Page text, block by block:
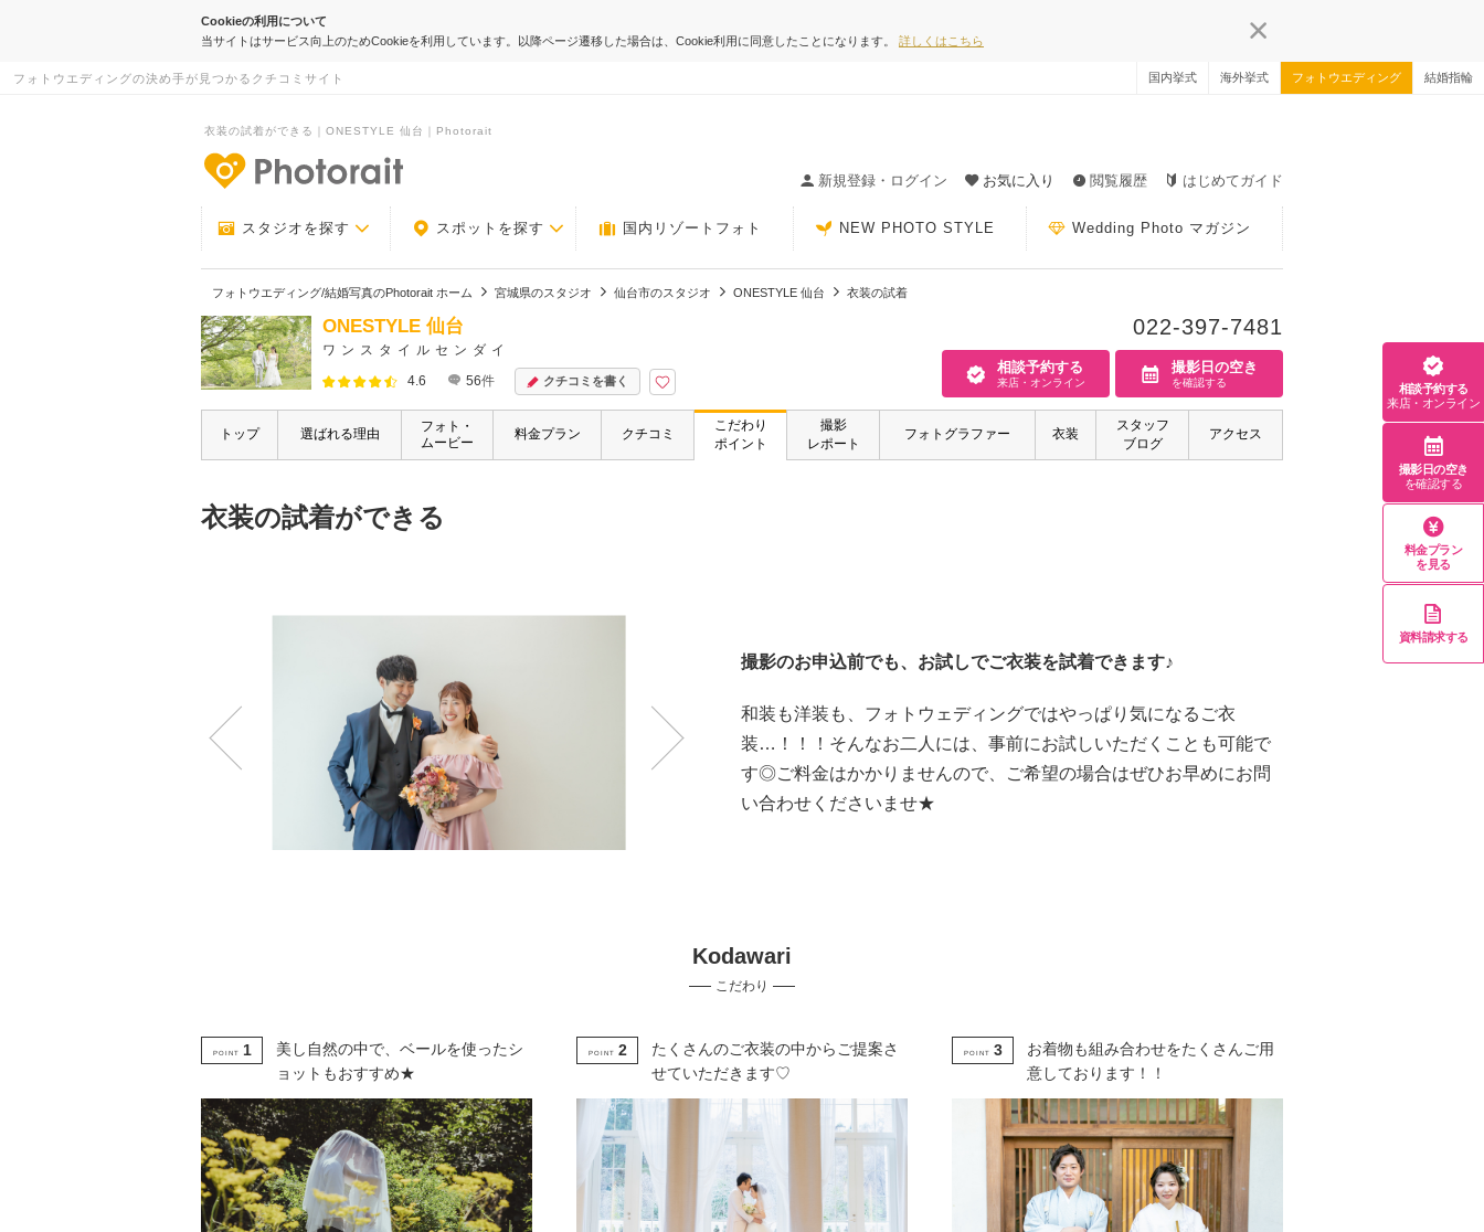
Cookieの利用について
当サイトはサービス向上のためCookieを利用しています。以降ページ遷移した場合は、Cookie利用に同意したことになります。 詳しくはこちら
フォトウエディングの決め手が見つかるクチコミサイト 国内挙式 海外挙式 フォトウエディング 結婚指輪
衣装の試着ができる｜ONESTYLE 仙台｜Photorait
新規登録・ログイン
お気に入り 閲覧履歴 はじめてガイド
スタジオを探す スポットを探す 国内リゾートフォト NEW PHOTO STYLE Wedding Photo マガジン
フォトウエディング/結婚写真のPhotorait ホーム 宮城県のスタジオ 仙台市のスタジオ ONESTYLE 仙台 衣装の試着
ONESTYLE 仙台
ワンスタイルセンダイ
4.6
56件 クチコミを書く
022-397-7481
相談予約する
来店・オンライン
撮影日の空き
を確認する
トップ 選ばれる理由
フォト・
ムービー
料金プラン クチコミ
こだわり
ポイント
撮影
レポート
フォトグラファー 衣装
スタッフ
ブログ
アクセス
衣装の試着ができる
撮影のお申込前でも、お試しでご衣装を試着できます♪
和装も洋装も、フォトウェディングではやっぱり気になるご衣
装…！！！そんなお二人には、事前にお試しいただくことも可能で
す◎ご料金はかかりませんので、ご希望の場合はぜひお早めにお問
い合わせくださいませ★
Kodawari
こだわり
POINT 1
美し自然の中で、ベールを使ったシ
ョットもおすすめ★
POINT 2
たくさんのご衣装の中からご提案さ
せていただきます♡
POINT 3
お着物も組み合わせをたくさんご用
意しております！！
相談予約する
来店・オンライン
撮影日の空き
を確認する
料金プラン
を見る
資料請求する